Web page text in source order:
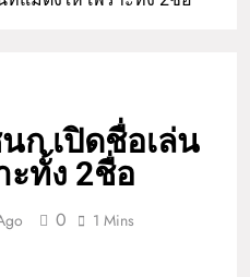
ก เปิดชื่อเล่น
ะทั้ง 2ชื่อ
0 1 Mins